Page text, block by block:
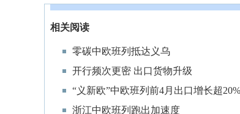
相关阅读
零碳中欧班列抵达义乌
开行频次更密 出口货物升级
“义新欧”中欧班列前4月出口增长超20%
浙江中欧班列跑出加速度